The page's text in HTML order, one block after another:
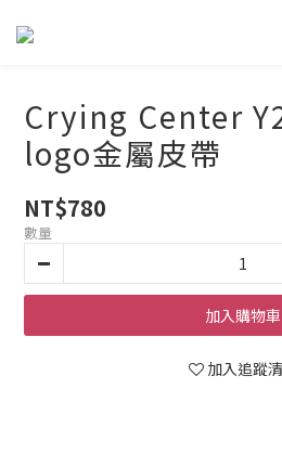
Crying Center
logo金屬皮帶
NT$780
數量
加入購物車
加入追蹤